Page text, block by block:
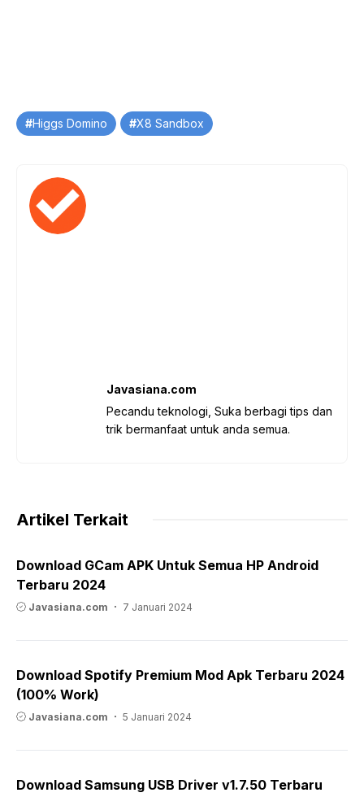
TagHiggs Domino X8 Sandbox
Javasiana.com
Pecandu teknologi, Suka berbagi tips dan
trik bermanfaat untuk anda semua.
Artikel Terkait
Download GCam APK Untuk Semua HP Android
Terbaru 2024
Javasiana.com 7 Januari 2024
Download Spotify Premium Mod Apk Terbaru 2024
(100% Work)
Javasiana.com 5 Januari 2024
Download Samsung USB Driver v1.7.50 Terbaru